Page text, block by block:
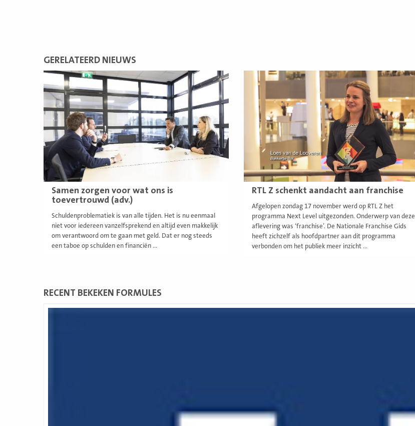
GERELATEERD NIEUWS
Samen zorgen voor wat ons is
toevertrouwd (adv.)
Schuldenproblematiek is van alle tijden. Het is nu eenmaal
niet voor iedereen vanzelfsprekend en altijd even makkelijk
om verantwoord om te gaan met geld. Dat er nog steeds
een taboe op schulden en financiën ...
Lees
meer
RTL Z schenkt aandacht aan franchise
Afgelopen zondag 17 november werd op RTL Z het
programma Next Level uitgezonden. Onderwerp van deze
aflevering was ‘franchise’. De Nationale Franchise Gids
heeft zichzelf als hoofdpartner aan dit programma
verbonden om het publiek meer inzicht ...
meer
RECENT BEKEKEN FORMULES
Lees